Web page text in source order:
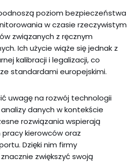
poziom bezpieczeństwa
w czasie rzeczywistym
związanych z ręcznym
Ich użycie wiąże się jednak z
kalibracji i legalizacji, co
standardami europejskimi.
uwagę na rozwój technologii
danych w kontekście
rozwiązania wspierają
kierowców oraz
Dzięki nim firmy
zwiększyć swoją